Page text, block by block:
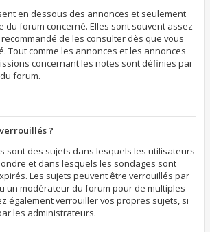
en dessous des annonces et seulement
du forum concerné. Elles sont souvent assez
de les consulter dès que vous
Tout comme les annonces et les annonces
concernant les notes sont définies par
forum.
?
sont des sujets dans lesquels les utilisateurs
et dans lesquels les sondages sont
Les sujets peuvent être verrouillés par
un modérateur du forum pour de multiples
également verrouiller vos propres sujets, si
les administrateurs.